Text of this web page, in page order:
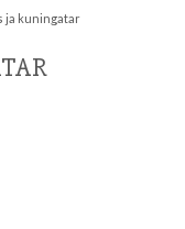
ja kuningatar